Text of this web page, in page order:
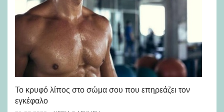
Το κρυφό λίπος στο σώμα σου που επηρεάζει τον
εγκέφαλο